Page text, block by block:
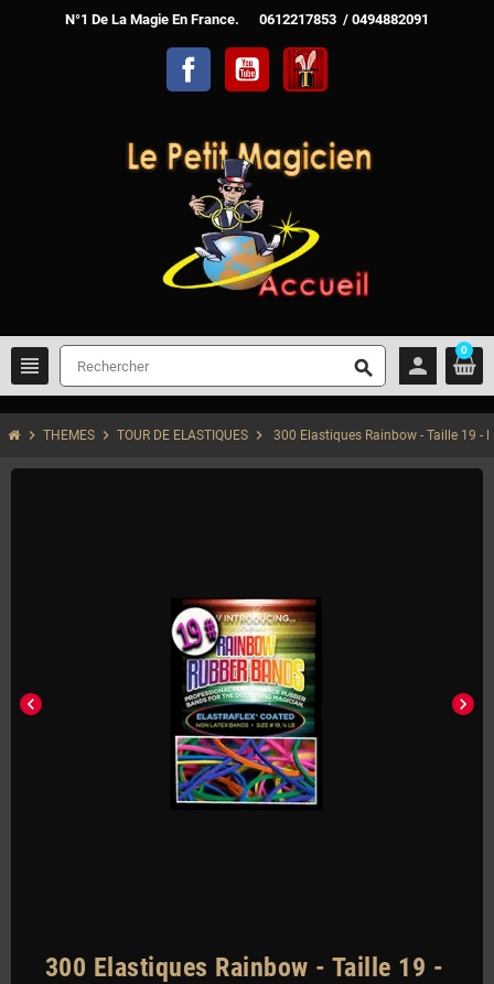
N°1 De La Magie En France. 0612217853 / 0494882091
Facebook YouTube
view_headline search person
0
chevron_right THEMES chevron_right TOUR DE ELASTIQUES chevron_right 300 Elastiques Rainbow - Taille 19 -
chevron_left chevron_right
300 Elastiques Rainbow - Taille 19 -